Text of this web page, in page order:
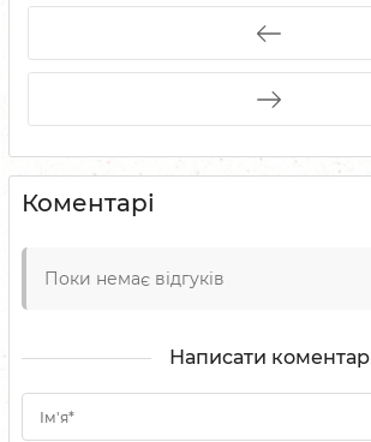
Коментарі
Поки немає відгуків
Написати коментар
Ім'я*